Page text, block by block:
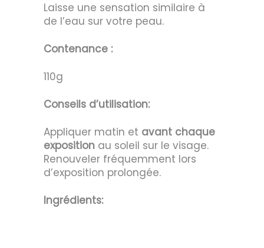
Laisse une sensation similaire à
de l’eau sur votre peau.
Contenance :
110g
Conseils d’utilisation:
Appliquer matin et avant chaque
exposition au soleil sur le visage.
Renouveler fréquemment lors
d’exposition prolongée.
Ingrédients: